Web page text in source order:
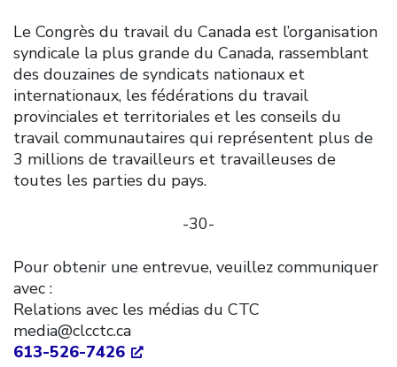
Le Congrès du travail du Canada est l’organisation
syndicale la plus grande du Canada, rassemblant
des douzaines de syndicats nationaux et
internationaux, les fédérations du travail
provinciales et territoriales et les conseils du
travail communautaires qui représentent plus de
3 millions de travailleurs et travailleuses de
toutes les parties du pays.
-30-
Pour obtenir une entrevue, veuillez communiquer
avec :
Relations avec les médias du CTC
media@clcctc.ca
613-526-7426